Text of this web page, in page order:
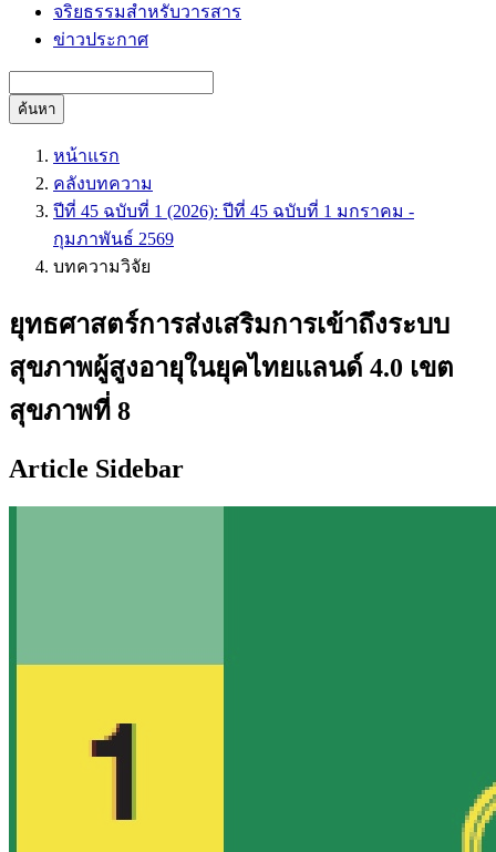
จริยธรรมสำหรับวารสาร
ข่าวประกาศ
ค้นหา
หน้าแรก
คลังบทความ
ปีที่ 45 ฉบับที่ 1 (2026): ปีที่ 45 ฉบับที่ 1 มกราคม -
กุมภาพันธ์ 2569
บทความวิจัย
ยุทธศาสตร์การส่งเสริมการเข้าถึงระบบ
สุขภาพผู้สูงอายุในยุคไทยแลนด์ 4.0 เขต
สุขภาพที่ 8
Article Sidebar